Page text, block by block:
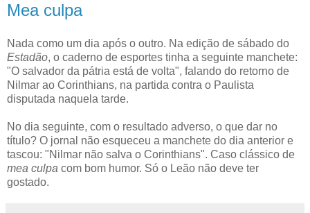
Mea culpa
Nada como um dia após o outro. Na edição de sábado do
Estadão, o caderno de esportes tinha a seguinte manchete:
"O salvador da pátria está de volta", falando do retorno de
Nilmar ao Corinthians, na partida contra o Paulista
disputada naquela tarde.
No dia seguinte, com o resultado adverso, o que dar no
título? O jornal não esqueceu a manchete do dia anterior e
tascou: "Nilmar não salva o Corinthians". Caso clássico de
mea culpa com bom humor. Só o Leão não deve ter
gostado.